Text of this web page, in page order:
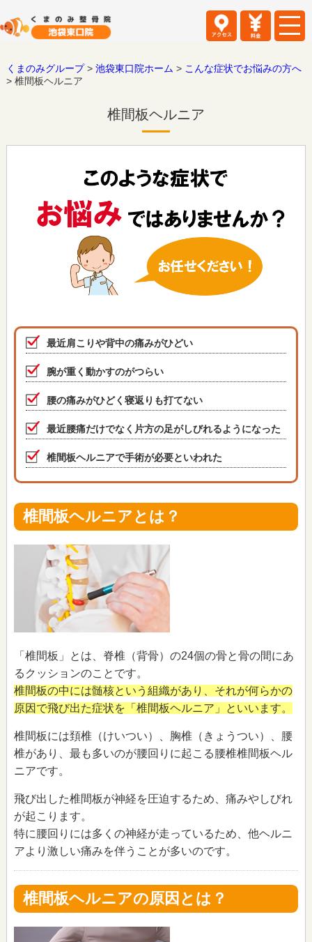
くまのみグループ> 池袋東口院ホーム > こんな症状でお悩みの方へ
> 椎間板ヘルニア
椎間板ヘルニア
最近肩こりや背中の痛みがひどい
腕が重く動かすのがつらい
腰の痛みがひどく寝返りも打てない
最近腰痛だけでなく片方の足がしびれるようになった
椎間板ヘルニアで手術が必要といわれた
椎間板ヘルニアとは？
「椎間板」とは、脊椎（背骨）の24個の骨と骨の間にあ
るクッションのことです。
椎間板の中には髄核という組織があり、それが何らかの
原因で飛び出た症状を「椎間板ヘルニア」といいます。
椎間板には頚椎（けいつい）、胸椎（きょうつい）、腰
椎があり、最も多いのが腰回りに起こる腰椎椎間板ヘル
ニアです。
飛び出した椎間板が神経を圧迫するため、痛みやしびれ
が起こります。
特に腰回りには多くの神経が走っているため、他ヘルニ
アより激しい痛みを伴うことが多いのです。
椎間板ヘルニアの原因とは？